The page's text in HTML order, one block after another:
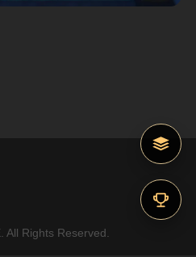
All Rights Reserved.